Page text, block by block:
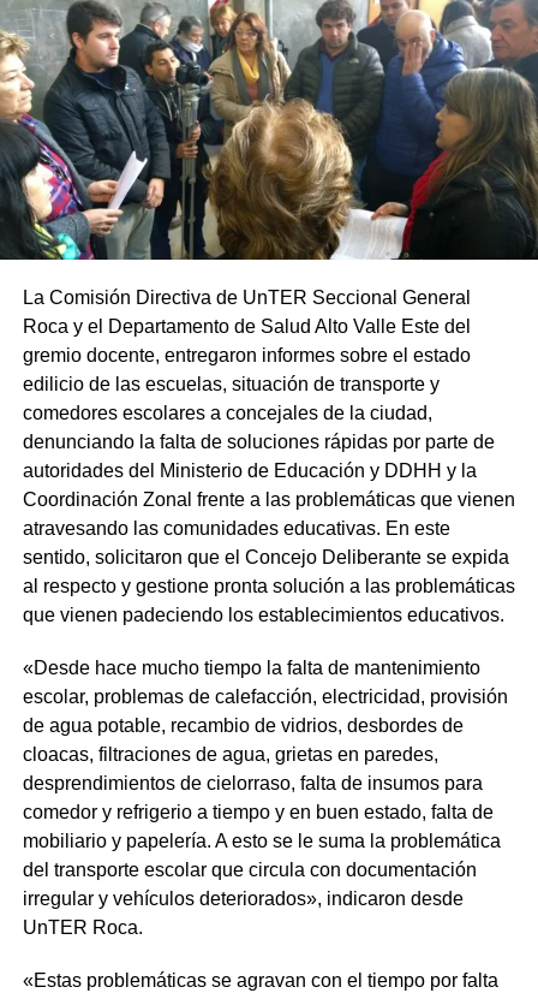
La Comisión Directiva de UnTER Seccional General
Roca y el Departamento de Salud Alto Valle Este del
gremio docente, entregaron informes sobre el estado
edilicio de las escuelas, situación de transporte y
comedores escolares a concejales de la ciudad,
denunciando la falta de soluciones rápidas por parte de
autoridades del Ministerio de Educación y DDHH y la
Coordinación Zonal frente a las problemáticas que vienen
atravesando las comunidades educativas. En este
sentido, solicitaron que el Concejo Deliberante se expida
al respecto y gestione pronta solución a las problemáticas
que vienen padeciendo los establecimientos educativos.
«Desde hace mucho tiempo la falta de mantenimiento
escolar, problemas de calefacción, electricidad, provisión
de agua potable, recambio de vidrios, desbordes de
cloacas, filtraciones de agua, grietas en paredes,
desprendimientos de cielorraso, falta de insumos para
comedor y refrigerio a tiempo y en buen estado, falta de
mobiliario y papelería. A esto se le suma la problemática
del transporte escolar que circula con documentación
irregular y vehículos deteriorados», indicaron desde
UnTER Roca.
«Estas problemáticas se agravan con el tiempo por falta